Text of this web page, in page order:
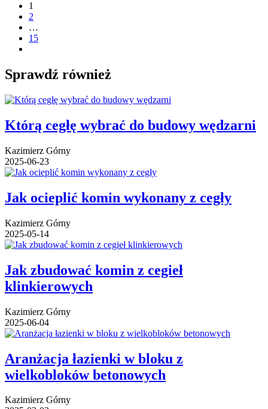
1
2
…
15
Sprawdź również
Którą cegłę wybrać do budowy wędzarni
Kazimierz Górny
2025-06-23
Jak ocieplić komin wykonany z cegły
Kazimierz Górny
2025-05-14
Jak zbudować komin z cegieł
klinkierowych
Kazimierz Górny
2025-06-04
Aranżacja łazienki w bloku z
wielkobloków betonowych
Kazimierz Górny